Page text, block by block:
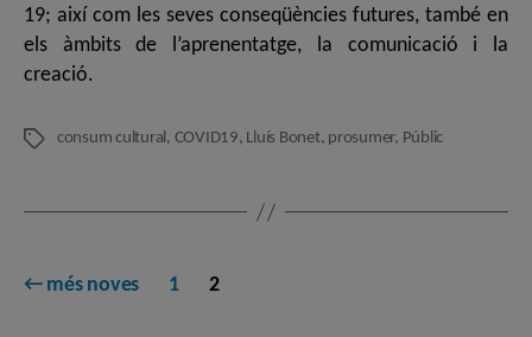
19; així com les seves conseqüències futures, també en
els àmbits de l’aprenentatge, la comunicació i la
creació.
Etiquetesconsum cultural, COVID19, Lluís Bonet, prosumer, Públic
Paginació
← més noves 1 2